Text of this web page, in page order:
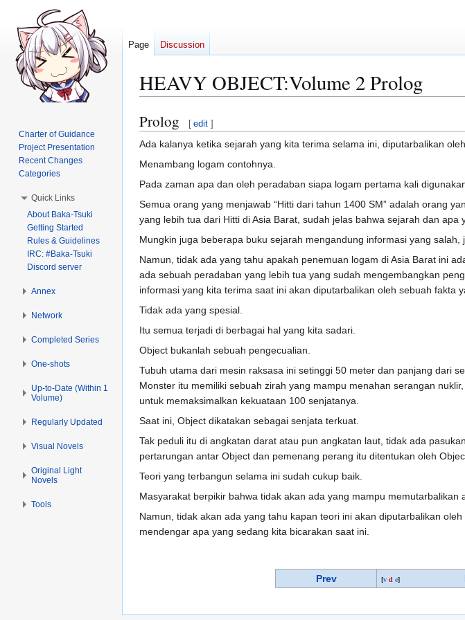
HEAVY OBJECT:Volume 2 Prolog
Jump
to
navigation
Jump
to
search
Prolog [ edit ]
Ada kalanya ketika sejarah yang kita terima selama ini, diputarbalikan
Menambang logam contohnya.
Pada zaman apa dan oleh peradaban siapa logam pertama kali
Semua orang yang menjawab “Hitti dari tahun 1400 SM” adalah orang
yang lebih tua dari Hitti di Asia Barat, sudah jelas bahwa sejarah dan apa
Mungkin juga beberapa buku sejarah mengandung informasi yang salah,
Namun, tidak ada yang tahu apakah penemuan logam di Asia Barat ini
ada sebuah peradaban yang lebih tua yang sudah mengembangkan
informasi yang kita terima saat ini akan diputarbalikan oleh sebuah fakta
Tidak ada yang spesial.
Itu semua terjadi di berbagai hal yang kita sadari.
Object bukanlah sebuah pengecualian.
Tubuh utama dari mesin raksasa ini setinggi 50 meter dan panjang dari
Monster itu memiliki sebuah zirah yang mampu menahan serangan
untuk memaksimalkan kekuataan 100 senjatanya.
Saat ini, Object dikatakan sebagai senjata terkuat.
Tak peduli itu di angkatan darat atau pun angkatan laut, tidak ada
pertarungan antar Object dan pemenang perang itu ditentukan oleh
Teori yang terbangun selama ini sudah cukup baik.
Masyarakat berpikir bahwa tidak akan ada yang mampu memutarbalikan
Namun, tidak akan ada yang tahu kapan teori ini akan diputarbalikan
mendengar apa yang sedang kita bicarakan saat ini.
Prev [v d e]
Page Discussion
Charter of Guidance
Project Presentation
Recent Changes
Categories
Quick Links
About Baka-Tsuki
Getting Started
Rules & Guidelines
IRC: #Baka-Tsuki
Discord server
Annex
Network
Completed Series
One-shots
Up-to-Date (Within 1
Volume)
Regularly Updated
Visual Novels
Original Light
Novels
Tools